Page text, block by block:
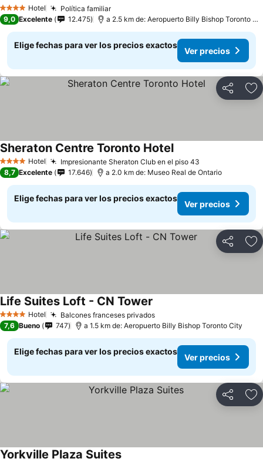
4 EstrellasHotel Política familiar
9,0 Excelente 12.475 a 2.5 km de: Aeropuerto Billy Bishop Toronto City
Elige fechas para ver los precios exactos
Ver precios
Compartir
4 EstrellasHotel Impresionante Sheraton Club en el piso 43
Sheraton Centre Toronto Hotel
8,7 Excelente 17.646 a 2.0 km de: Museo Real de Ontario
Elige fechas para ver los precios exactos
Ver precios
Compartir
4 EstrellasHotel Balcones franceses privados
Life Suites Loft - CN Tower
7,6 Bueno 747 a 1.5 km de: Aeropuerto Billy Bishop Toronto City
Elige fechas para ver los precios exactos
Ver precios
Compartir
Yorkville Plaza Suites